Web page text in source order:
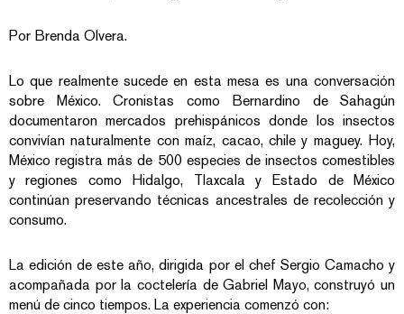
Por Brenda Olvera.
Lo que realmente sucede en esta mesa es una conversación
sobre México. Cronistas como Bernardino de Sahagún
documentaron mercados prehispánicos donde los insectos
convivían naturalmente con maíz, cacao, chile y maguey. Hoy,
México registra más de 500 especies de insectos comestibles
y regiones como Hidalgo, Tlaxcala y Estado de México
continúan preservando técnicas ancestrales de recolección y
consumo.
La edición de este año, dirigida por el chef Sergio Camacho y
acompañada por la coctelería de Gabriel Mayo, construyó un
menú de cinco tiempos. La experiencia comenzó con: